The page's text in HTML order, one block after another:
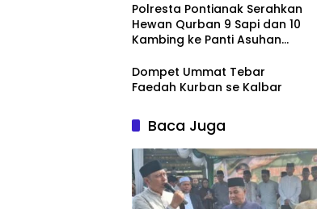
Polresta Pontianak Serahkan
Hewan Qurban 9 Sapi dan 10
Kambing ke Panti Asuhan
Dompet Ummat Tebar
Faedah Kurban se Kalbar
Baca Juga